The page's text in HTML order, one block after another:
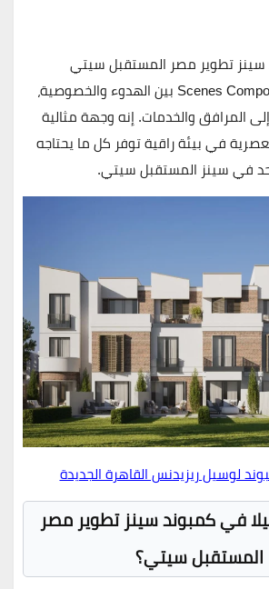
تطوير مصر المستقبل سيتي
Scenes بين الهدوء والخصوصية،
المرافق والخدمات. إنه وجهة مثالية
في بيئة راقية توفر كل ما يحتاجه
في سينز المستقبل سيتي.
لوسيل ريزيدنس القاهرة الجديدة
في كمبوند سينز تطوير مصر
المستقبل سيتي؟